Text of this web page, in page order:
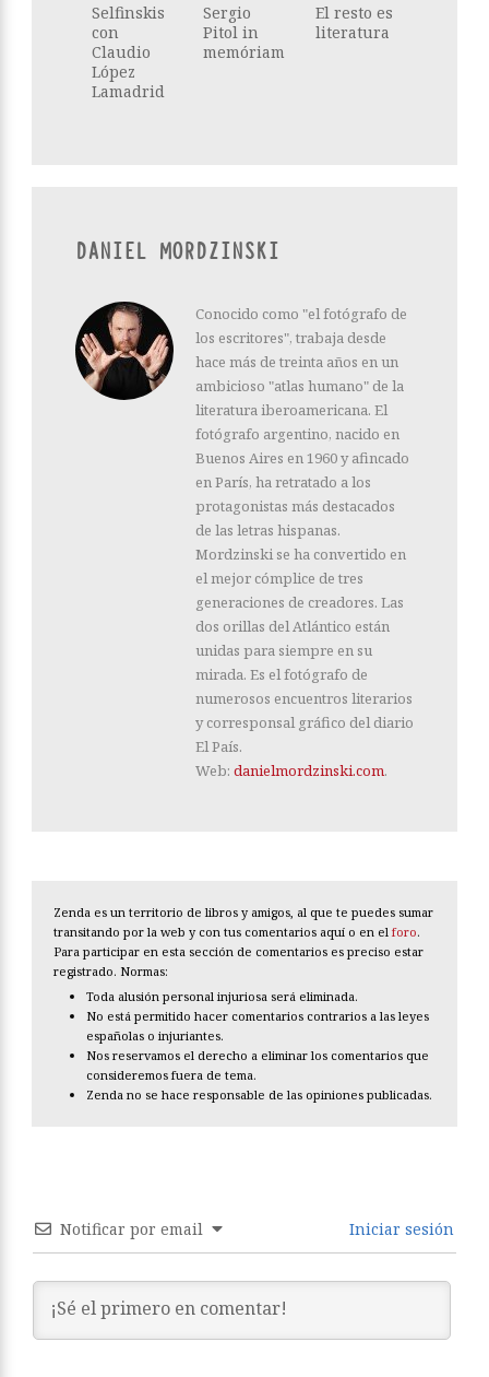
Selfinskis
con
Claudio
López
Lamadrid
Sergio
Pitol in
memóriam
El resto es
literatura
DANIEL MORDZINSKI
Conocido como "el fotógrafo de
los escritores", trabaja desde
hace más de treinta años en un
ambicioso "atlas humano" de la
literatura iberoamericana. El
fotógrafo argentino, nacido en
Buenos Aires en 1960 y afincado
en París, ha retratado a los
protagonistas más destacados
de las letras hispanas.
Mordzinski se ha convertido en
el mejor cómplice de tres
generaciones de creadores. Las
dos orillas del Atlántico están
unidas para siempre en su
mirada. Es el fotógrafo de
numerosos encuentros literarios
y corresponsal gráfico del diario
El País.
Web: danielmordzinski.com.
Zenda es un territorio de libros y amigos, al que te puedes sumar
transitando por la web y con tus comentarios aquí o en el foro.
Para participar en esta sección de comentarios es preciso estar
registrado. Normas:
Toda alusión personal injuriosa será eliminada.
No está permitido hacer comentarios contrarios a las leyes
españolas o injuriantes.
Nos reservamos el derecho a eliminar los comentarios que
consideremos fuera de tema.
Zenda no se hace responsable de las opiniones publicadas.
Notificar por email Iniciar sesión